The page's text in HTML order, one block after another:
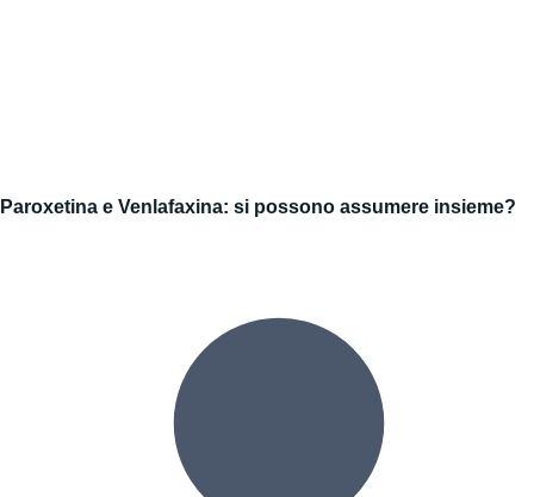
Paroxetina e Venlafaxina: si possono assumere insieme?